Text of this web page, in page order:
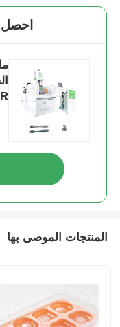
المنتجات الموصى بها